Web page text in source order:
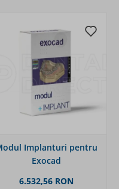
Implanturi pentru
Exocad
6.532,56 RON